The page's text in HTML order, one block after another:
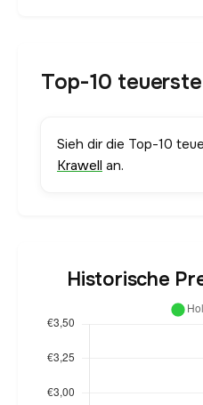
Top-10
Sieh dir die Top-10
Krawell an.
Historische